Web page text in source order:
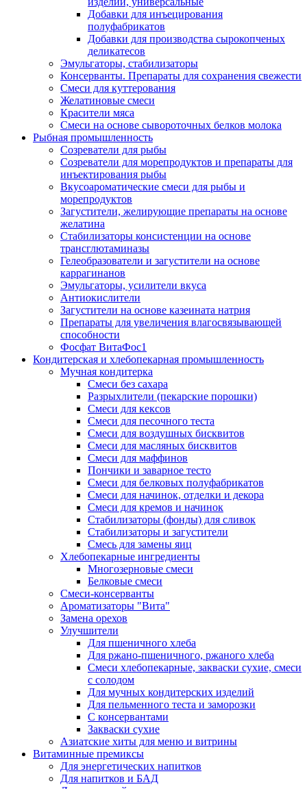
Добавки для инъецирования
полуфабрикатов
Добавки для производства сырокопченых
деликатесов
Эмульгаторы, стабилизаторы
Консерванты. Препараты для сохранения свежести
Смеси для куттерования
Желатиновые смеси
Красители мяса
Смеси на основе сывороточных белков молока
Рыбная промышленность
Созреватели для рыбы
Созреватели для морепродуктов и препараты для
инъектирования рыбы
Вкусоароматические смеси для рыбы и
морепродуктов
Загустители, желирующие препараты на основе
желатина
Стабилизаторы консистенции на основе
трансглютаминазы
Гелеобразователи и загустители на основе
каррагинанов
Эмульгаторы, усилители вкуса
Антиокислители
Загустители на основе казеината натрия
Препараты для увеличения влагосвязывающей
способности
Фосфат ВитаФос1
Кондитерская и хлебопекарная промышленность
Мучная кондитерка
Смеси без сахара
Разрыхлители (пекарские порошки)
Смеси для кексов
Смеси для песочного теста
Смеси для воздушных бисквитов
Смеси для масляных бисквитов
Смеси для маффинов
Пончики и заварное тесто
Cмеси для белковых полуфабрикатов
Смеси для начинок, отделки и декора
Смеси для кремов и начинок
Стабилизаторы (фонды) для сливок
Стабилизаторы и загустители
Смесь для замены яиц
Хлебопекарные ингредиенты
Многозерновые смеси
Белковые смеси
Смеси-консерванты
Ароматизаторы "Вита"
Замена орехов
Улучшители
Для пшеничного хлеба
Для ржано-пшеничного, ржаного хлеба
Смеси хлебопекарные, закваски сухие, смеси
с солодом
Для мучных кондитерских изделий
Для пельменного теста и заморозки
С консервантами
Закваски сухие
Азиатские хиты для меню и витрины
Витаминные премиксы
Для энергетических напитков
Для напитков и БАД